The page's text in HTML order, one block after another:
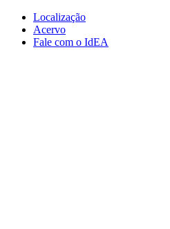
Conteúdo principal
Localização
Acervo
Fale com o IdEA